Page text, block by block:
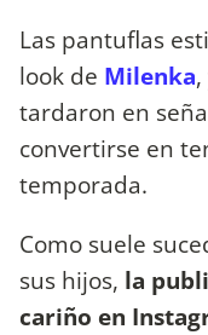
Las pantuflas
look de Milenka
tardaron en
convertirse en
temporada.
Como suele
sus hijos, la
cariño en